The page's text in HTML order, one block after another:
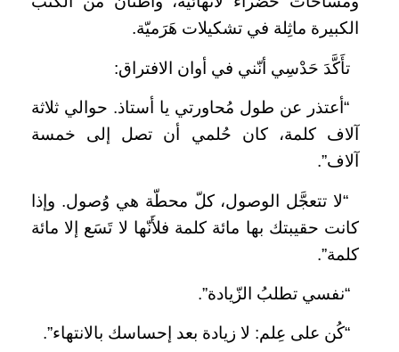
الكبيرة ماثِلة في تشكيلات هَرَميّة.
تأَكَّدَ حَدْسِي أنّني في أوان الافتراق:
“أعتذر عن طول مُحاورتي يا أستاذ. حوالي ثلاثة
آلاف كلمة، كان حُلمي أن تصل إلى خمسة
آلاف”.
“لا تتعجَّل الوصول، كلّ محطّة هي وُصول. وإذا
كانت حقيبتك بها مائة كلمة فلأَنّها لا تَسَع إلا مائة
كلمة”.
“نفسي تطلبُ الزّيادة”.
“كُن على عِلم: لا زيادة بعد إحساسك بالانتهاء”.